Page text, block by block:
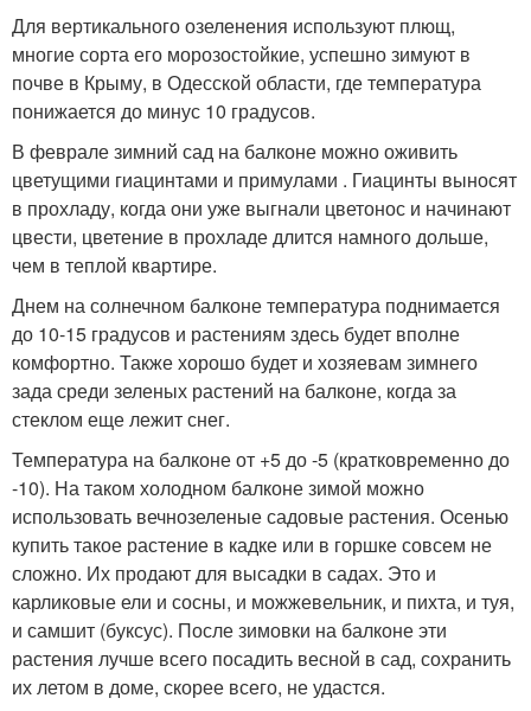
Для вертикального озеленения используют плющ,
многие сорта его морозостойкие, успешно зимуют в
почве в Крыму, в Одесской области, где температура
понижается до минус 10 градусов.
В феврале зимний сад на балконе можно оживить
цветущими гиацинтами и примулами . Гиацинты выносят
в прохладу, когда они уже выгнали цветонос и начинают
цвести, цветение в прохладе длится намного дольше,
чем в теплой квартире.
Днем на солнечном балконе температура поднимается
до 10-15 градусов и растениям здесь будет вполне
комфортно. Также хорошо будет и хозяевам зимнего
зада среди зеленых растений на балконе, когда за
стеклом еще лежит снег.
Температура на балконе от +5 до -5 (кратковременно до
-10). На таком холодном балконе зимой можно
использовать вечнозеленые садовые растения. Осенью
купить такое растение в кадке или в горшке совсем не
сложно. Их продают для высадки в садах. Это и
карликовые ели и сосны, и можжевельник, и пихта, и туя,
и самшит (буксус). После зимовки на балконе эти
растения лучше всего посадить весной в сад, сохранить
их летом в доме, скорее всего, не удастся.